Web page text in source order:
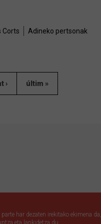
Corts
Adineko pertsonak
› últim »
har dezaten irekitako ekimena
eta lankidetza du.